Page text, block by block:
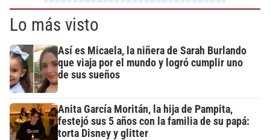
Lo más visto
Así es Micaela, la niñera de Sarah Burlando
que viaja por el mundo y logró cumplir uno
de sus sueños
Anita García Moritán, la hija de Pampita,
festejó sus 5 años con la familia de su papá:
torta Disney y glitter